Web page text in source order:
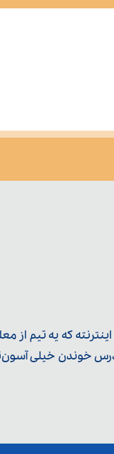
که یه تیم از
خوندن خیلی